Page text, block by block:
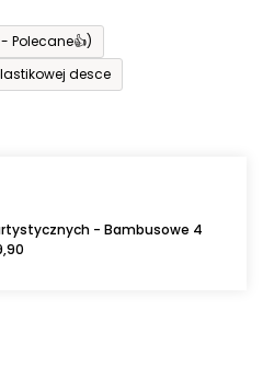
Polecane👍)
desce
- Bambusowe 4